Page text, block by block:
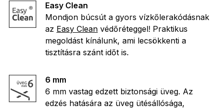
Easy Clean
Mondjon búcsút a gyors vízkőlerakódásnak
az Easy Clean védőréteggel! Praktikus
megoldást kínálunk, ami lecsökkenti a
tisztításra szánt időt is.
6 mm
6 mm vastag edzett biztonsági üveg. Az
edzés hatására az üveg ütésállósága,